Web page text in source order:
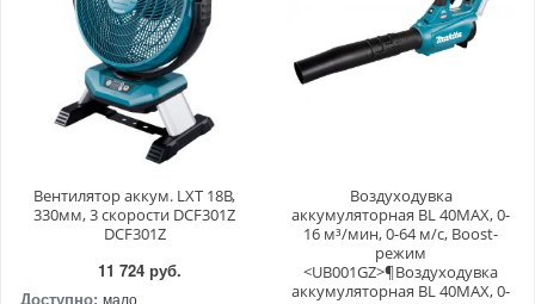
Вентилятор аккум. LXT 18В,
330мм, 3 скорости DCF301Z
DCF301Z
11 724 руб.
Доступно: мало
Воздуходувка
аккумуляторная BL 40MAX, 0-
16 м³/мин, 0-64 м/с, Boost-
режим
<UB001GZ>¶Воздуходувка
аккумуляторная BL 40MAX, 0-